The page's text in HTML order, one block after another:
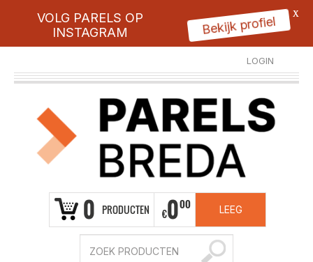
LOGIN
REGISTREER
0 PRODUCTEN €000 LEEG
VOLG PARELS OP
INSTAGRAM
Bekijk profiel
X